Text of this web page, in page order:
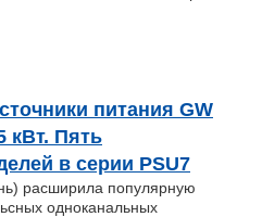
питания GW
кВт. Пять
в серии PSU7
расширила популярную
одноканальных